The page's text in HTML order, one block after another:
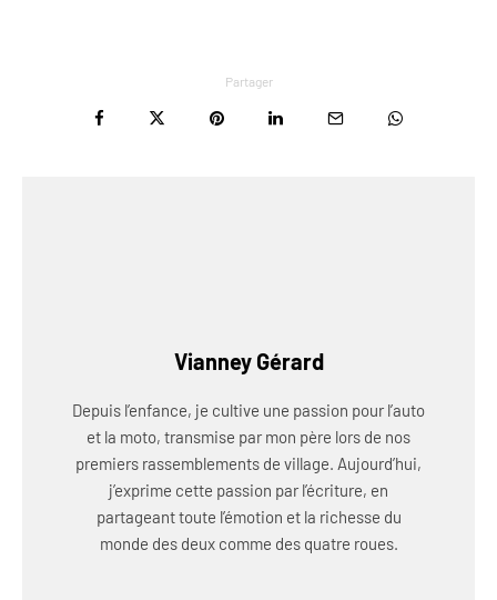
Partager
Vianney Gérard
Depuis l’enfance, je cultive une passion pour l’auto
et la moto, transmise par mon père lors de nos
premiers rassemblements de village. Aujourd’hui,
j’exprime cette passion par l’écriture, en
partageant toute l’émotion et la richesse du
monde des deux comme des quatre roues.